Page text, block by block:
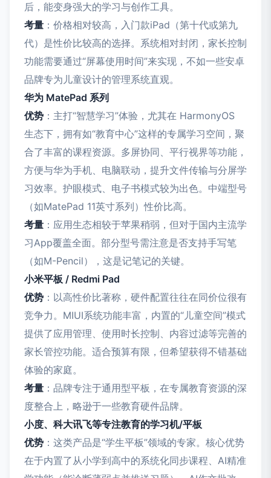
后，能变身强大的学习与创作工具。
考量 ：价格相对较高，入门款iPad（第十代或第九
代）是性价比较高的选择。系统相对封闭，家长控制
功能需要通过“屏幕使用时间”来实现，不如一些安卓
品牌专为儿童设计的管理系统直观。
华为 MatePad 系列
优势 ：主打“智慧学习”体验，尤其在 HarmonyOS
生态下，拥有如“教育中心”这样的专属学习空间，聚
合了丰富的课程资源。多屏协同、平行视界等功能，
方便与华为手机、电脑联动，提升文件传输与分屏学
习效率。护眼模式、电子书模式较为出色。中端型号
（如MatePad 11英寸系列）性价比高。
考量 ：应用生态相较于苹果稍弱，但对于国内主流学
习App覆盖全面。部分型号需注意是否支持手写笔
（如M-Pencil），这是记笔记的关键。
小米平板 / Redmi Pad
优势 ：以高性价比著称，硬件配置往往在同价位很有
竞争力。MIUI系统功能丰富，内置的“儿童空间”模式
提供了应用管理、使用时长控制、内容过滤等完善的
家长管控功能。适合预算有限，但希望获得不错基础
体验的家庭。
考量 ：品牌专注于通用型平板，在专属教育资源的深
度整合上，略逊于一些教育硬件品牌。
小度、科大讯飞等专注教育的学习机/平板
优势 ：这类产品是“学生平板”领域的专家。核心优势
在于内置了从小学到高中的系统化同步课程、AI精准